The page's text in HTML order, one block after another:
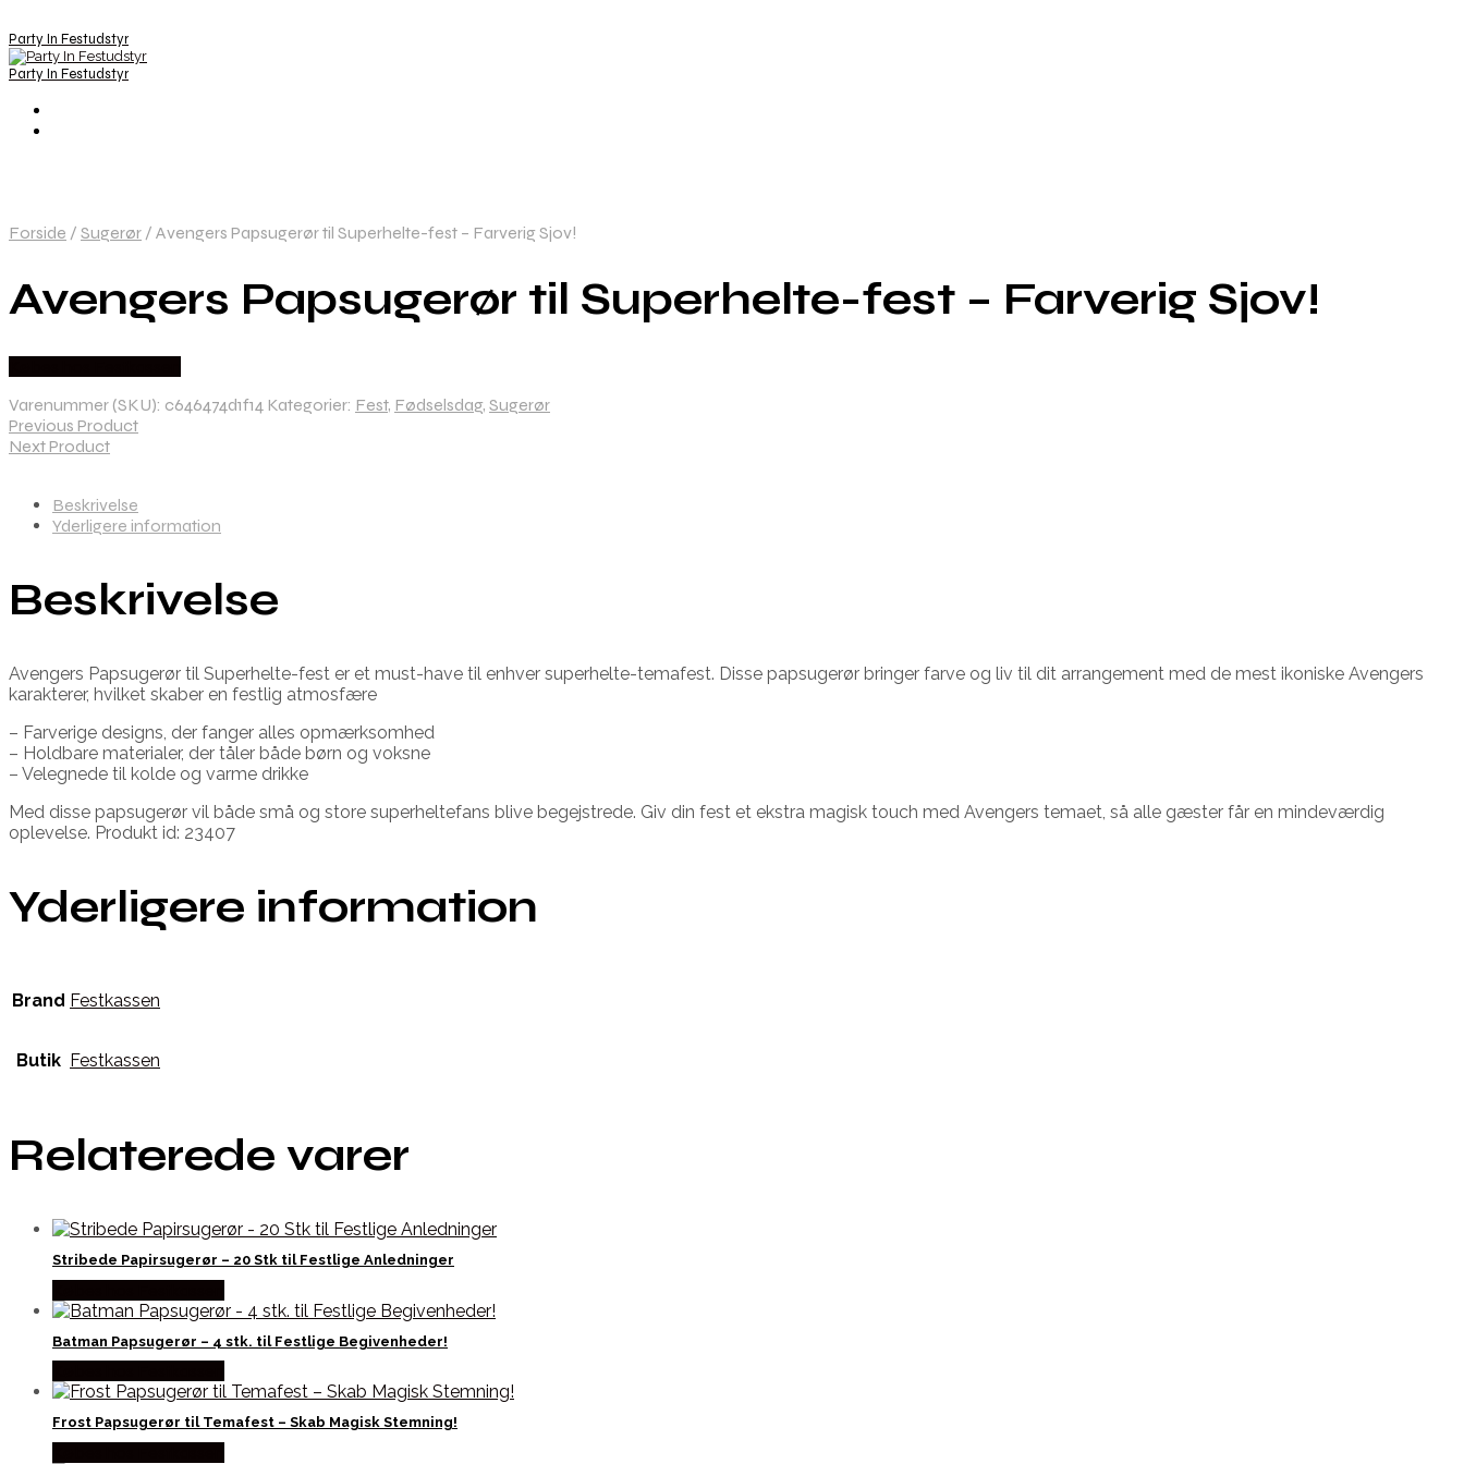
Party In Festudstyr
Party In Festudstyr
Forside / Sugerør / Avengers Papsugerør til Superhelte-fest – Farverig Sjov!
Avengers Papsugerør til Superhelte-fest – Farverig Sjov!
Varenummer (SKU): c646474d1f14 Kategorier: Fest, Fødselsdag, Sugerør
Previous Product
Next Product
Beskrivelse
Yderligere information
Beskrivelse
Avengers Papsugerør til Superhelte-fest er et must-have til enhver superhelte-temafest. Disse papsugerør bringer farve og liv til dit arrangement med de mest ikoniske Avengers
karakterer, hvilket skaber en festlig atmosfære
– Farverige designs, der fanger alles opmærksomhed
– Holdbare materialer, der tåler både børn og voksne
– Velegnede til kolde og varme drikke
Med disse papsugerør vil både små og store superheltefans blive begejstrede. Giv din fest et ekstra magisk touch med Avengers temaet, så alle gæster får en mindeværdig
oplevelse. Produkt id: 23407
Yderligere information
Brand Festkassen
Butik Festkassen
Relaterede varer
Stribede Papirsugerør – 20 Stk til Festlige Anledninger
Batman Papsugerør – 4 stk. til Festlige Begivenheder!
Frost Papsugerør til Temafest – Skab Magisk Stemning!